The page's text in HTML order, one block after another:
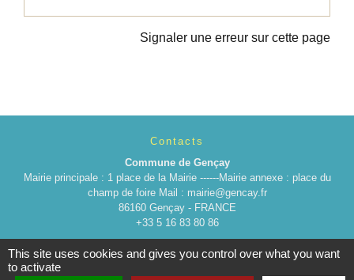
Signaler une erreur sur cette page
Contacts
Commune de Gençay
Mairie principale : 1 place de la Mairie ------Mairie annexe : place du
champ de foire Mail : mairie@gencay.fr
86160 Gençay - FRANCE
+33 5 16 83 80 86
This site uses cookies and gives you control over what you want
to activate